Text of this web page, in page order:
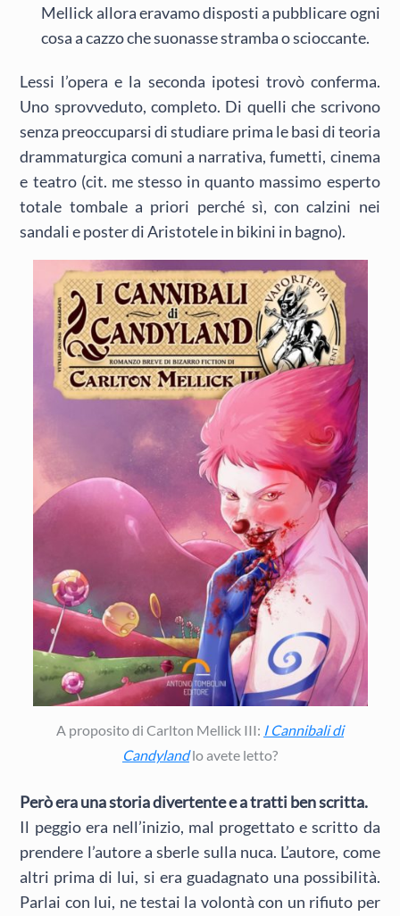
Mellick allora eravamo disposti a pubblicare ogni
cosa a cazzo che suonasse stramba o scioccante.
Lessi l’opera e la seconda ipotesi trovò conferma.
Uno sprovveduto, completo. Di quelli che scrivono
senza preoccuparsi di studiare prima le basi di teoria
drammaturgica comuni a narrativa, fumetti, cinema
e teatro (cit. me stesso in quanto massimo esperto
totale tombale a priori perché sì, con calzini nei
sandali e poster di Aristotele in bikini in bagno).
A proposito di Carlton Mellick III: I Cannibali di
Candylandlo avete letto?
Però era una storia divertente e a tratti ben scritta.
Il peggio era nell’inizio, mal progettato e scritto da
prendere l’autore a sberle sulla nuca. L’autore, come
altri prima di lui, si era guadagnato una possibilità.
Parlai con lui, ne testai la volontà con un rifiuto per